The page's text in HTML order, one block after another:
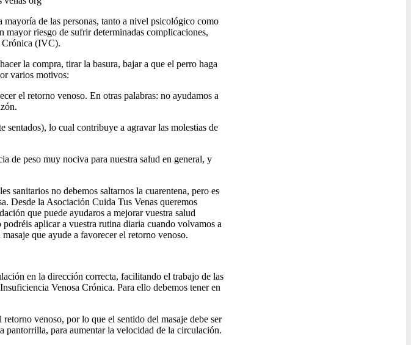
de las personas, tanto a nivel psicológico como
mayor riesgo de sufrir determinadas complicaciones,
Crónica (IVC).
la compra, tirar la basura, bajar a que el perro haga
varios motivos:
el retorno venoso. En otras palabras: no ayudamos a
sentados), lo cual contribuye a agravar las molestias de
de peso muy nociva para nuestra salud en general, y
sanitarios no debemos saltarnos la cuarentena, pero es
Desde la Asociación Cuida Tus Venas queremos
que puede ayudaros a mejorar vuestra salud
aplicar a vuestra rutina diaria cuando volvamos a
que ayude a favorecer el retorno venoso.
en la dirección correcta, facilitando el trabajo de las
Venosa Crónica. Para ello debemos tener en
venoso, por lo que el sentido del masaje debe ser
pantorrilla, para aumentar la velocidad de la circulación.